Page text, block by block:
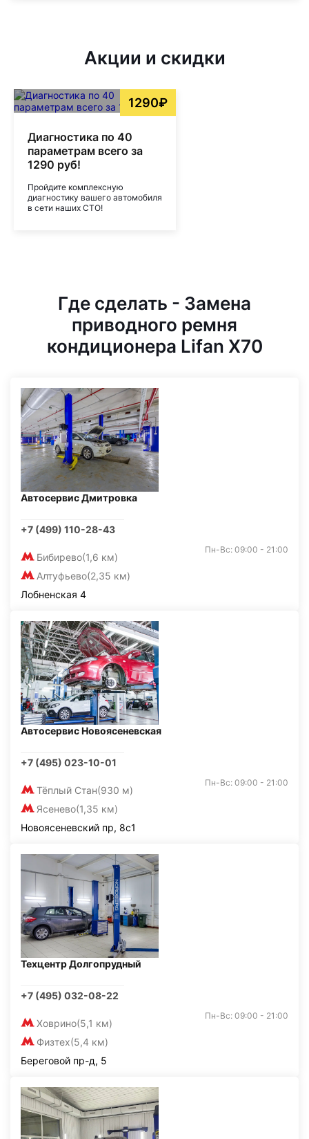
Акции и скидки
1290₽
Диагностика по 40
параметрам всего за
1290 руб!
Пройдите комплексную
диагностику вашего автомобиля
в сети наших СТО!
Где сделать - Замена
приводного ремня
кондиционера Lifan X70
Автосервис Дмитровка
+7 (499) 110-28-43
Бибирево(1,6 км)
Алтуфьево(2,35 км)
Пн-Вс: 09:00 - 21:00
Лобненская 4
Автосервис Новоясеневская
+7 (495) 023-10-01
Тёплый Стан(930 м)
Ясенево(1,35 км)
Пн-Вс: 09:00 - 21:00
Новоясеневский пр, 8с1
Техцентр Долгопрудный
+7 (495) 032-08-22
Ховрино(5,1 км)
Физтех(5,4 км)
Пн-Вс: 09:00 - 21:00
Береговой пр-д, 5